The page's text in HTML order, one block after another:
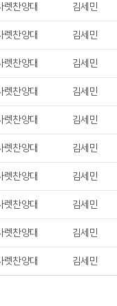
렛찬양대 김세민
렛찬양대 김세민
렛찬양대 김세민
렛찬양대 김세민
렛찬양대 김세민
렛찬양대 김세민
렛찬양대 김세민
렛찬양대 김세민
렛찬양대 김세민
렛찬양대 김세민